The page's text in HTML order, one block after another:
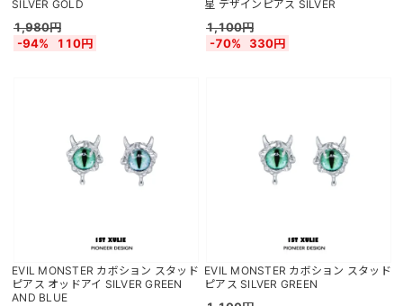
SILVER GOLD
1,980円
-94%
110円
星 デザインピアス SILVER
1,100円
-70%
330円
EVIL MONSTER カボション スタッド
ピアス オッドアイ SILVER GREEN
AND BLUE
EVIL MONSTER カボション スタッド
ピアス SILVER GREEN